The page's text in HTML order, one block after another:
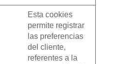
Esta cookies
permite registrar
las preferencias
del cliente,
referentes a la